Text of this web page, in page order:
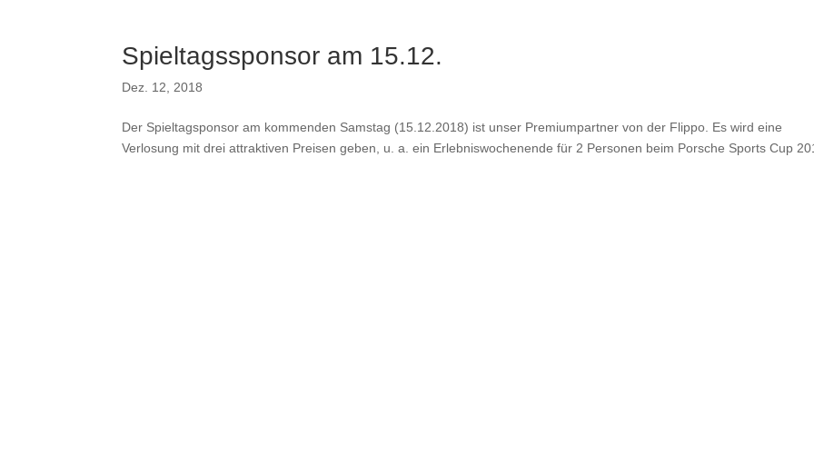
Spieltagssponsor am 15.12.
Dez. 12, 2018
Der Spieltagsponsor am kommenden Samstag (15.12.2018) ist unser Premiumpartner von der Flippo. Es wird eine
Verlosung mit drei attraktiven Preisen geben, u. a. ein Erlebniswochenende für 2 Personen beim Porsche Sports Cup